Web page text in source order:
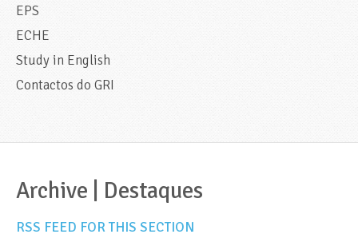
EPS
ECHE
Study in English
Contactos do GRI
Archive | Destaques
RSS FEED FOR THIS SECTION